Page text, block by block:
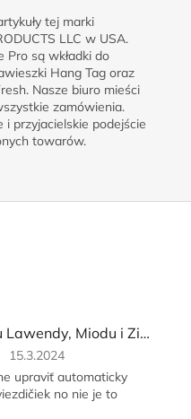
tej marki
LLC w USA.
Pro są wkładki do
Hang Tag oraz
Nasze biuro mieści
zamówienia.
i przyjacielskie podejście
towarów.
Zestaw o zapachu Lawendy, Miodu i Ziół FrePro
15.3.2024
upraviť automaticky
no nie je to